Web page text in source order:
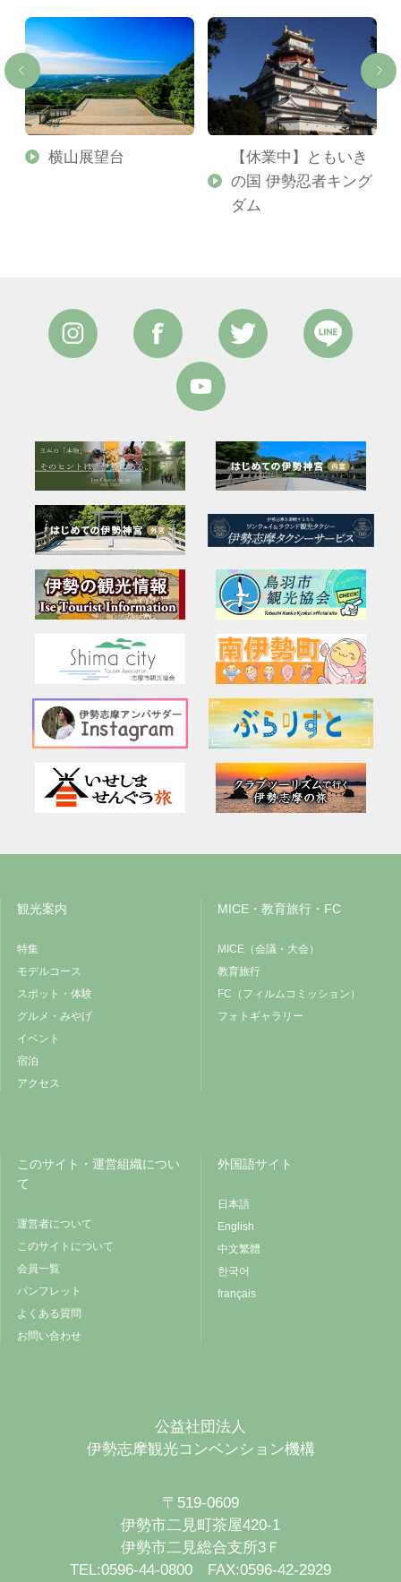
横山展望台
【休業中】ともいき
の国 伊勢忍者キング
ダム
観光案内
特集
モデルコース
スポット・体験
グルメ・みやげ
イベント
宿泊
アクセス
MICE・教育旅行・FC
MICE（会議・大会）
教育旅行
FC（フィルムコミッション）
フォトギャラリー
このサイト・運営組織につい
て
運営者について
このサイトについて
会員一覧
パンフレット
よくある質問
お問い合わせ
外国語サイト
日本語
English
中文繁體
한국어
français
公益社団法人
伊勢志摩観光コンベンション機構
〒519-0609
伊勢市二見町茶屋420-1
伊勢市二見総合支所3Ｆ
TEL:0596-44-0800 FAX:0596-42-2929